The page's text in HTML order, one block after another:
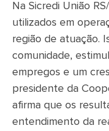
Na Sicredi União
utilizados em
região de atuação.
comunidade,
empregos e um
presidente da
afirma que os
entendimento da